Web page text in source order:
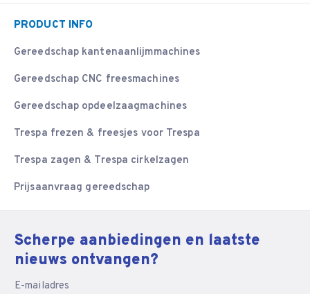
PRODUCT INFO
Gereedschap kantenaanlijmmachines
Gereedschap CNC freesmachines
Gereedschap opdeelzaagmachines
Trespa frezen & freesjes voor Trespa
Trespa zagen & Trespa cirkelzagen
Prijsaanvraag gereedschap
Scherpe aanbiedingen en laatste
nieuws ontvangen?
E-mailadres